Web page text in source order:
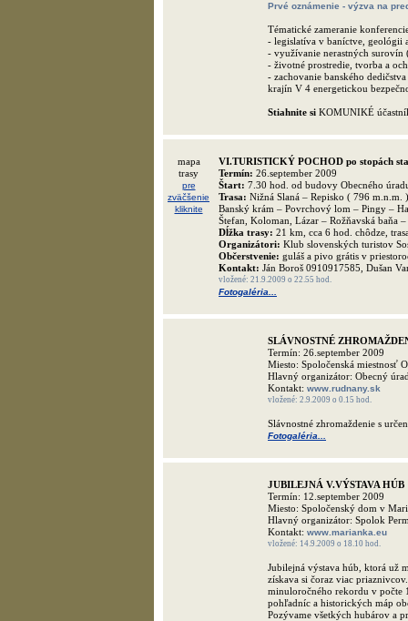
Prvé oznámenie - výzva na
Tématické zameranie
- legislatíva v baníctve, geológii
- využívanie nerastných surovín
- životné prostredie, tvorba a
- zachovanie banského
krajín V 4 energetickou
Stiahnite si KOMUNIKÉ
mapa
trasy
pre
zväčšenie
kliknite
VI.TURISTICKÝ POCHOD po stopách
Termín: 26.september 2009
Štart: 7.30 hod. od budovy Obecného
Trasa: Nižná Slaná – Repisko ( 796
Banský krám – Povrchový lom – Pingy –
Štefan, Koloman, Lázar – Rožňavská baňa
Dĺžka trasy: 21 km, cca 6 hod. chôdze,
Organizátori: Klub slovenských turistov
Občerstvenie: guláš a pivo grátis v
Kontakt: Ján Boroš 0910917585, Dušan
vložené: 21.9.2009 o 22.55 hod.
Fotogaléria...
SLÁVNOSTNÉ
Termín: 26.september 2009
Miesto: Spoločenská miestnosť
Hlavný organizátor: Obecný
Kontakt: www.rudnany.sk
vložené: 2.9.2009 o 0.15 hod.
Slávnostné zhromaždenie s
Fotogaléria...
JUBILEJNÁ V.VÝSTAVA HÚB
Termín: 12.september 2009
Miesto: Spoločenský dom v
Hlavný organizátor: Spolok
Kontakt: www.marianka.eu
vložené: 14.9.2009 o 18.10 hod.
Jubilejná výstava húb, ktorá už
získava si čoraz viac
minuloročného rekordu v počte
pohľadníc a historických máp
Pozývame všetkých hubárov a